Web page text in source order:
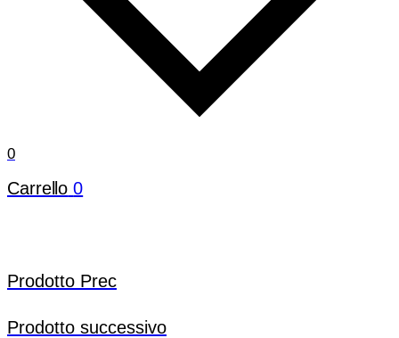
0
Carrello 0
Prodotto Prec
Prodotto successivo